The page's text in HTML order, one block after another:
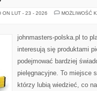
ON LUT - 23 - 2026
MOŻLIWOŚĆ
johnmasters-polska.pl to
interesują się produktami
podejmować bardziej
pielęgnacyjne. To miejsce
którzy lubią wiedzieć, co